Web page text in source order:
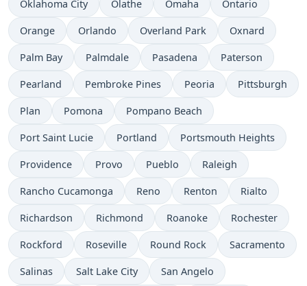
Oklahoma City Olathe Omaha Ontario
Orange Orlando Overland Park Oxnard
Palm Bay Palmdale Pasadena Paterson
Pearland Pembroke Pines Peoria Pittsburgh
Plan Pomona Pompano Beach
Port Saint Lucie Portland Portsmouth Heights
Providence Provo Pueblo Raleigh
Rancho Cucamonga Reno Renton Rialto
Richardson Richmond Roanoke Rochester
Rockford Roseville Round Rock Sacramento
Salinas Salt Lake City San Angelo